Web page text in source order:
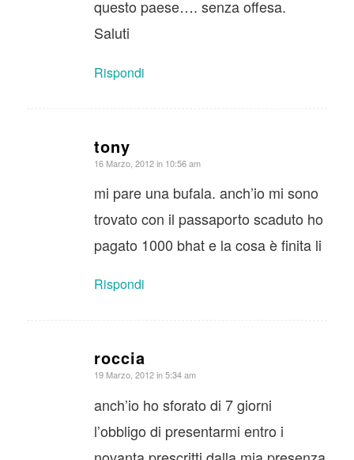
questo paese…. senza offesa.
Saluti
Rispondi
tony
dice:
16 Marzo, 2012 in 10:56 am
mi pare una bufala. anch’io mi sono
trovato con il passaporto scaduto ho
pagato 1000 bhat e la cosa è finita li
Rispondi
roccia
dice:
19 Marzo, 2012 in 5:34 am
anch’io ho sforato di 7 giorni
l’obbligo di presentarmi entro i